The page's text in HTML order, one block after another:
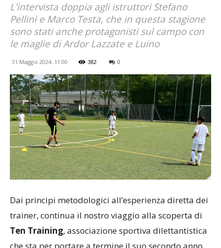
L'intervista doppia agli istruttori Stefano
Pellini e Marco Testa, che in questa stagione
sono stati anche protagonisti sul campo con
le maglie di Ardor Lazzate e Luino
31 Maggio 2024, 11:00 382 0
Dai principi metodologici all’esperienza diretta dei
trainer, continua il nostro viaggio alla scoperta di
Ten Training, associazione sportiva dilettantistica